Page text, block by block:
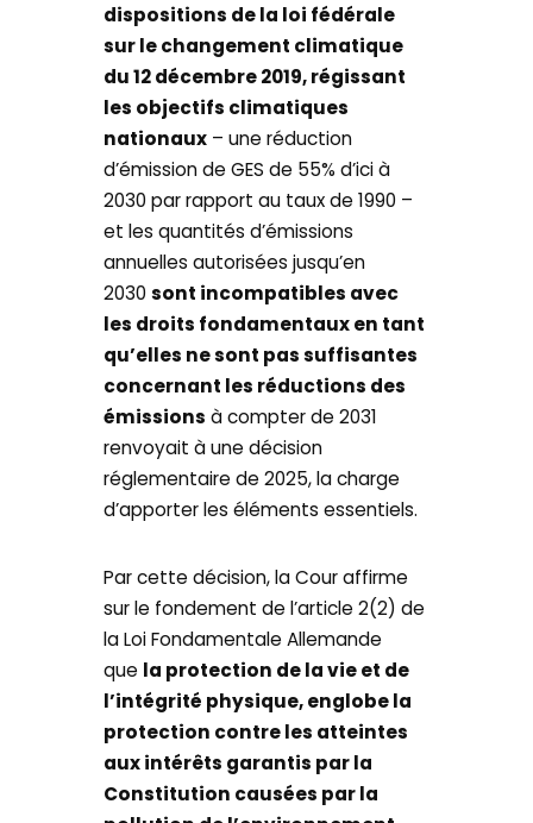
dispositions de la loi fédérale
sur le changement climatique
du 12 décembre 2019, régissant
les objectifs climatiques
nationaux – une réduction
d’émission de GES de 55% d’ici à
2030 par rapport au taux de 1990 –
et les quantités d’émissions
annuelles autorisées jusqu’en
2030sont incompatibles avec
les droits fondamentaux en tant
qu’elles ne sont pas suffisantes
concernant les réductions des
émissions à compter de 2031
renvoyait à une décision
réglementaire de 2025, la charge
d’apporter les éléments essentiels.
Par cette décision, la Cour affirme
sur le fondement de l’article 2(2) de
la Loi Fondamentale Allemande
que la protection de la vie et de
l’intégrité physique, englobe la
protection contre les atteintes
aux intérêts garantis par la
Constitution causées par la